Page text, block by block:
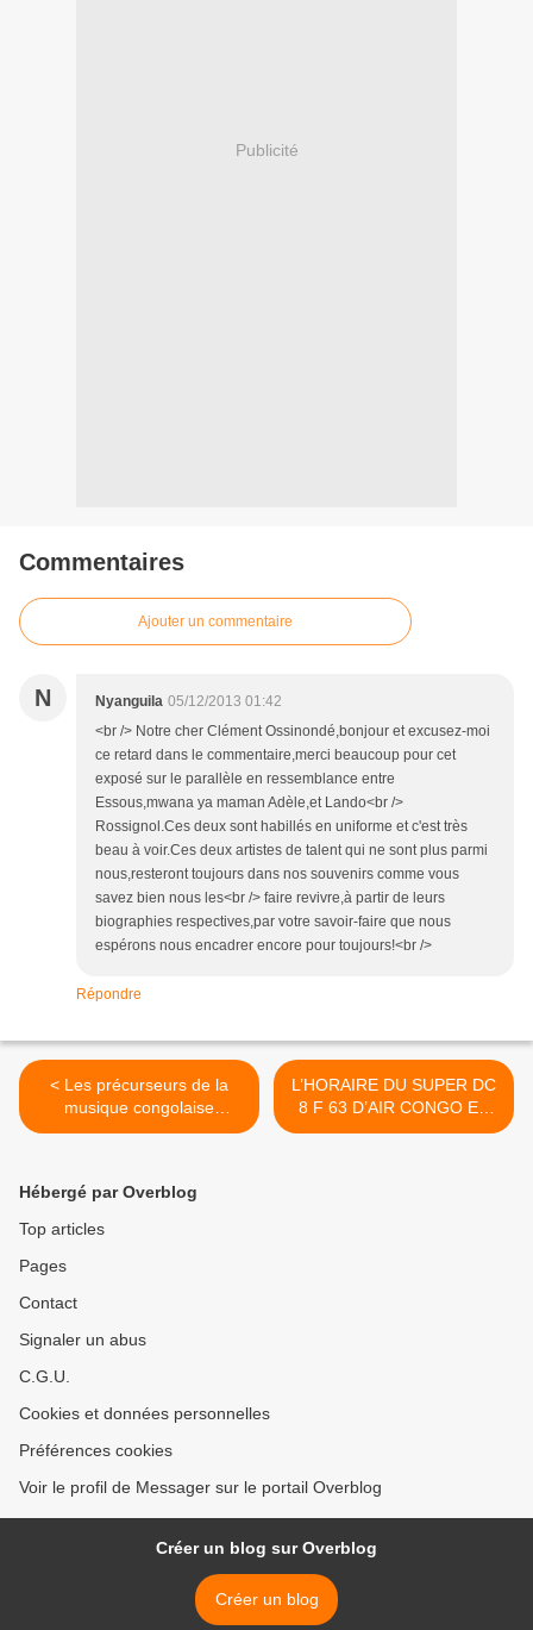
Publicité
Commentaires
Ajouter un commentaire
N Nyanguila 05/12/2013 01:42
<br /> Notre cher Clément Ossinondé,bonjour et excusez-moi
ce retard dans le commentaire,merci beaucoup pour cet
exposé sur le parallèle en ressemblance entre
Essous,mwana ya maman Adèle,et Lando<br />
Rossignol.Ces deux sont habillés en uniforme et c'est très
beau à voir.Ces deux artistes de talent qui ne sont plus parmi
nous,resteront toujours dans nos souvenirs comme vous
savez bien nous les<br /> faire revivre,à partir de leurs
biographies respectives,par votre savoir-faire que nous
espérons nous encadrer encore pour toujours!<br />
Répondre
< Les précurseurs de la
musique congolaise
moderne
L’HORAIRE DU SUPER DC
8 F 63 D’AIR CONGO EN
1970 >
Hébergé par Overblog
Top articles
Pages
Contact
Signaler un abus
C.G.U.
Cookies et données personnelles
Préférences cookies
Voir le profil de Messager sur le portail Overblog
Créer un blog sur Overblog
Créer un blog